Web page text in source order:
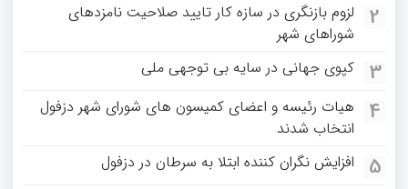
2
لزوم بازنگری در سازه کار تایید صلاحیت نامزدهای
شوراهای شهر
3 کپوی جهانی در سایه بی توجهی ملی
4
هیات رئیسه و اعضای کمیسون های شورای شهر دزفول
انتخاب شدند
5 افزایش نگران کننده ابتلا به سرطان در دزفول